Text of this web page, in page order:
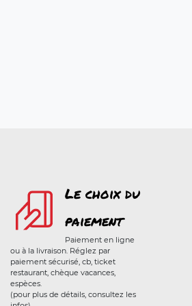
Le choix du
paiement
Paiement en ligne
ou à la livraison. Réglez par
paiement sécurisé, cb, ticket
restaurant, chèque vacances,
espèces.
(pour plus de détails, consultez les